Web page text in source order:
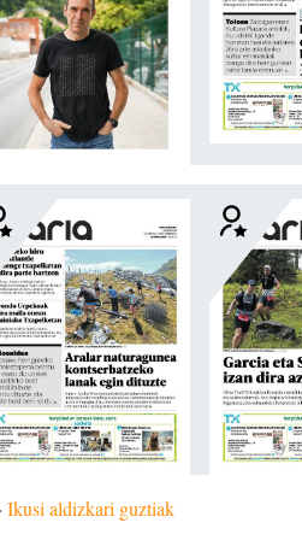
Ikusi aldizkari guztiak